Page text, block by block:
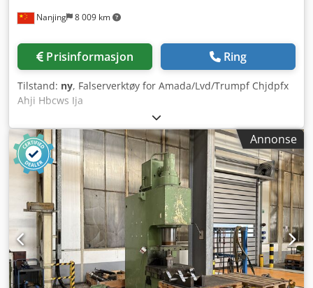
Nanjing 8 009 km
Prisinformasjon Ring
Tilstand: ny, Falserverktøy for Amada/Lvd/Trumpf Chjdpfx
Ahji Hbcws Ija
Annonse